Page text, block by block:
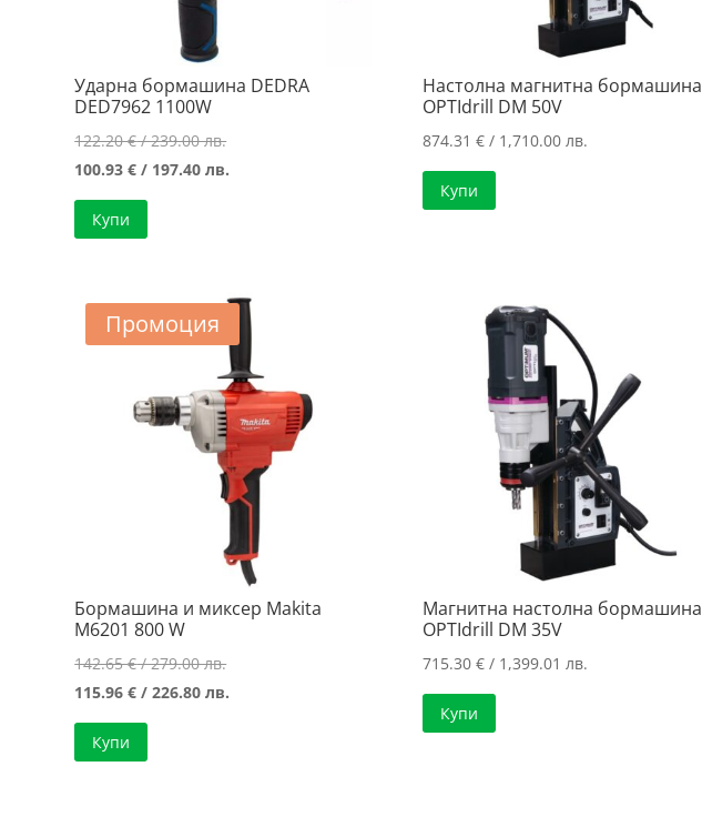
Ударна бормашина DEDRA
DED7962 1100W
122.20€/ 239.00 лв.Original
price
100.93€ / 197.40 лв.
197.40 лв..
Купи
Настолна магнитна бормашина
OPTIdrill DM 50V
874.31€ / 1,710.00 лв.
Купи
Промоция
Бормашина и миксер Makita
M6201 800 W
142.65€/ 279.00 лв.Original
price
115.96€ / 226.80 лв.
Купи
Магнитна настолна бормашина
OPTIdrill DM 35V
715.30€ / 1,399.01 лв.
Купи